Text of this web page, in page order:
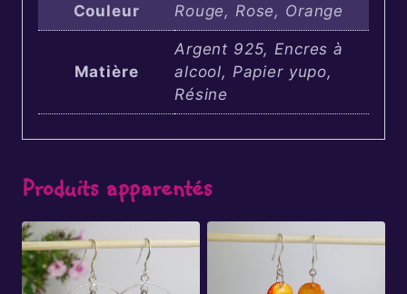
Couleur Rouge, Rose, Orange
Matière
Argent 925, Encres à
alcool, Papier yupo,
Résine
Produits apparentés